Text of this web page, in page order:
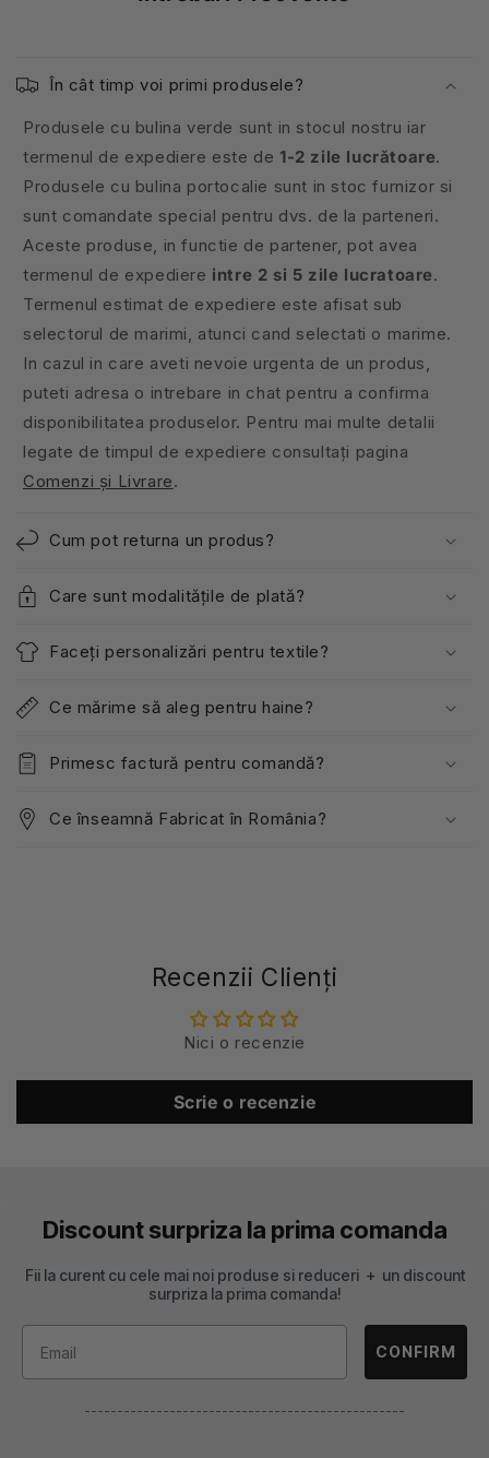
În cât timp voi primi produsele?
Produsele cu bulina verde sunt in stocul nostru iar
termenul de expediere este de1-2 zile lucrătoare.
Produsele cu bulina portocalie sunt in stoc furnizor si
sunt comandate special pentru dvs. de la parteneri.
Aceste produse, in functie de partener, pot avea
termenul de expediere intre 2 si 5 zile lucratoare.
Termenul estimat de expediere este afisat sub
selectorul de marimi, atunci cand selectati o marime.
In cazul in care aveti nevoie urgenta de un produs,
puteti adresa o intrebare in chat pentru a confirma
disponibilitatea produselor. Pentru mai multe detalii
legate de timpul de expediere consultați pagina
Comenzi și Livrare.
Cum pot returna un produs?
Care sunt modalitățile de plată?
Faceți personalizări pentru textile?
Ce mărime să aleg pentru haine?
Primesc factură pentru comandă?
Ce înseamnă Fabricat în România?
Recenzii Clienți
Nici o recenzie
Scrie o recenzie
Discount surpriza la prima comanda
Fii la curent cu cele mai noi produse si reduceri + un discount
surpriza la prima comanda!
CONFIRM
-------------------------------------------------